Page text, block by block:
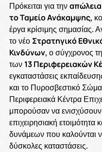
Πρόκειται για την
το Ταμείο Ανάκαμψης,
έργα κρίσιμης σημασίας.
το νέο Στρατηγικό
Κινδύνων, ο σύγχρονος
των 13 Περιφερειακών
εγκαταστάσεις
και το Πυροσβεστικό
Περιφερειακά Κέντρα
μπορούσαν να
επιχειρησιακή ετοιμότητα
δυνάμεων που καλούνται
δύσκολες καταστάσεις.